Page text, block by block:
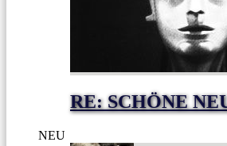
RE: SCHÖNE
NEU